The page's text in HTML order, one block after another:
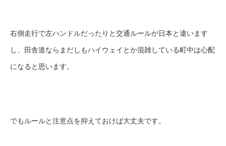
右側走行で左ハンドルだったりと交通ルールが日本と違います
し、田舎道ならまだしもハイウェイとか混雑している町中は心配
になると思います。
でもルールと注意点を抑えておけば大丈夫です。